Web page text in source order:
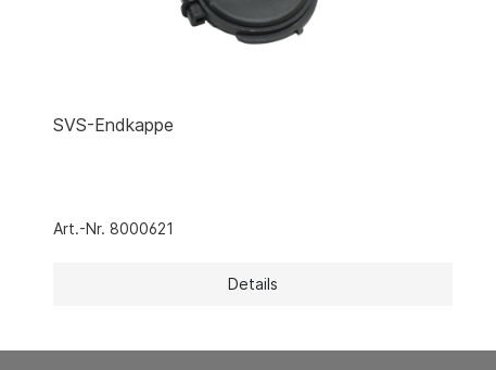
SVS-Endkappe
Art.-Nr. 8000621
Details